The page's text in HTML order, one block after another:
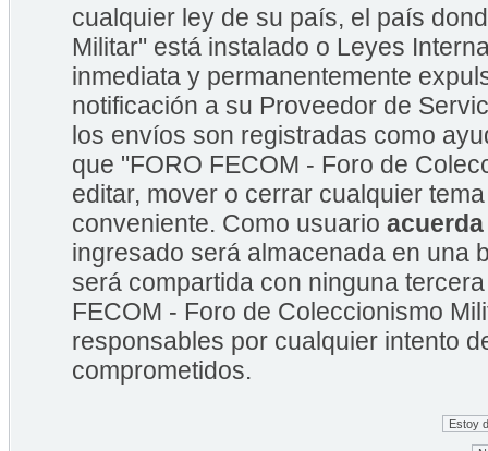
cualquier ley de su país, el país
Militar" está instalado o Leyes
inmediata y permanentemente
notificación a su Proveedor de
los envíos son registradas como
que "FORO FECOM - Foro de
editar, mover o cerrar cualquier
conveniente. Como usuario acuerda
ingresado será almacenada en una
será compartida con ninguna
FECOM - Foro de Coleccionismo
responsables por cualquier intento
comprometidos.